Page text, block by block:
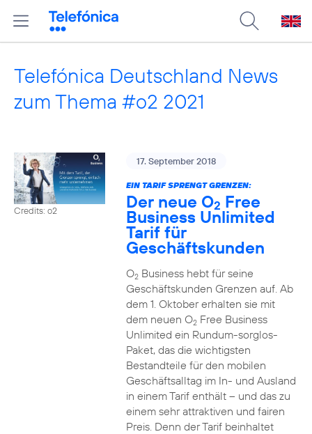
Telefónica Deutschland News
zum Thema #o2 2021
Credits: o2
17. September 2018
EIN TARIF SPRENGT GRENZEN:
Der neue O2 Free
Business Unlimited
Tarif für
Geschäftskunden
O2Business hebt für seine
Geschäftskunden Grenzen auf. Ab
dem 1. Oktober erhalten sie mit
dem neuen O2Free Business
Unlimited ein Rundum-sorglos-
Paket, das die wichtigsten
Bestandteile für den mobilen
Geschäftsalltag im In- und Ausland
in einem Tarif enthält – und das zu
einem sehr attraktiven und fairen
Preis. Denn der Tarif beinhaltet